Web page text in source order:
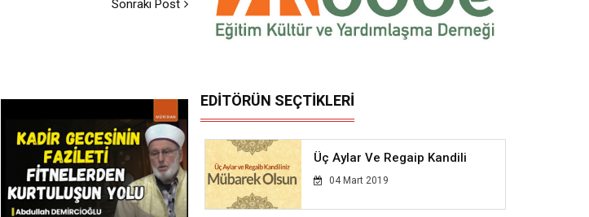
Sonraki Post
EDİTÖRÜN SEÇTİKLERİ
Üç Aylar Ve Regaip Kandili
04 Mart 2019